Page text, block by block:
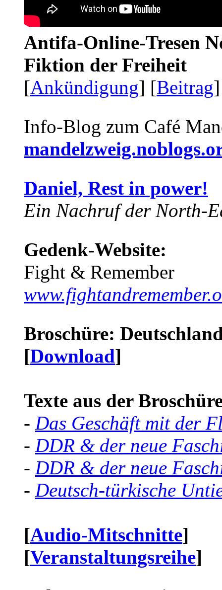
Antifa-Online-Tresen
Fiktion der Freiheit
[Ankündigung] [Beitrag
Info-Blog zum Café
Daniel, Rest in power!
Ein Nachruf der North-
Gedenk-Website:
Fight & Remember
Broschüre:
[Download]
Texte aus der
- Das Geschäft mit der
- DDR & der neue
- DDR & der neue
- Deutsch-türkische
[Audio-Mitschnitte]
[Veranstaltungsreihe]